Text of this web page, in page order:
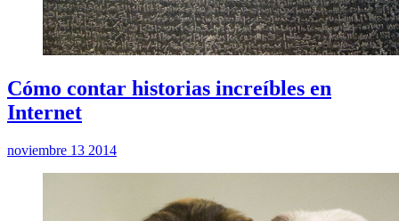
Cómo contar historias increíbles en
Internet
noviembre 13 2014